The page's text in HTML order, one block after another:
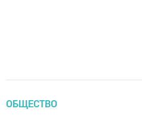
ОБЩЕСТВО